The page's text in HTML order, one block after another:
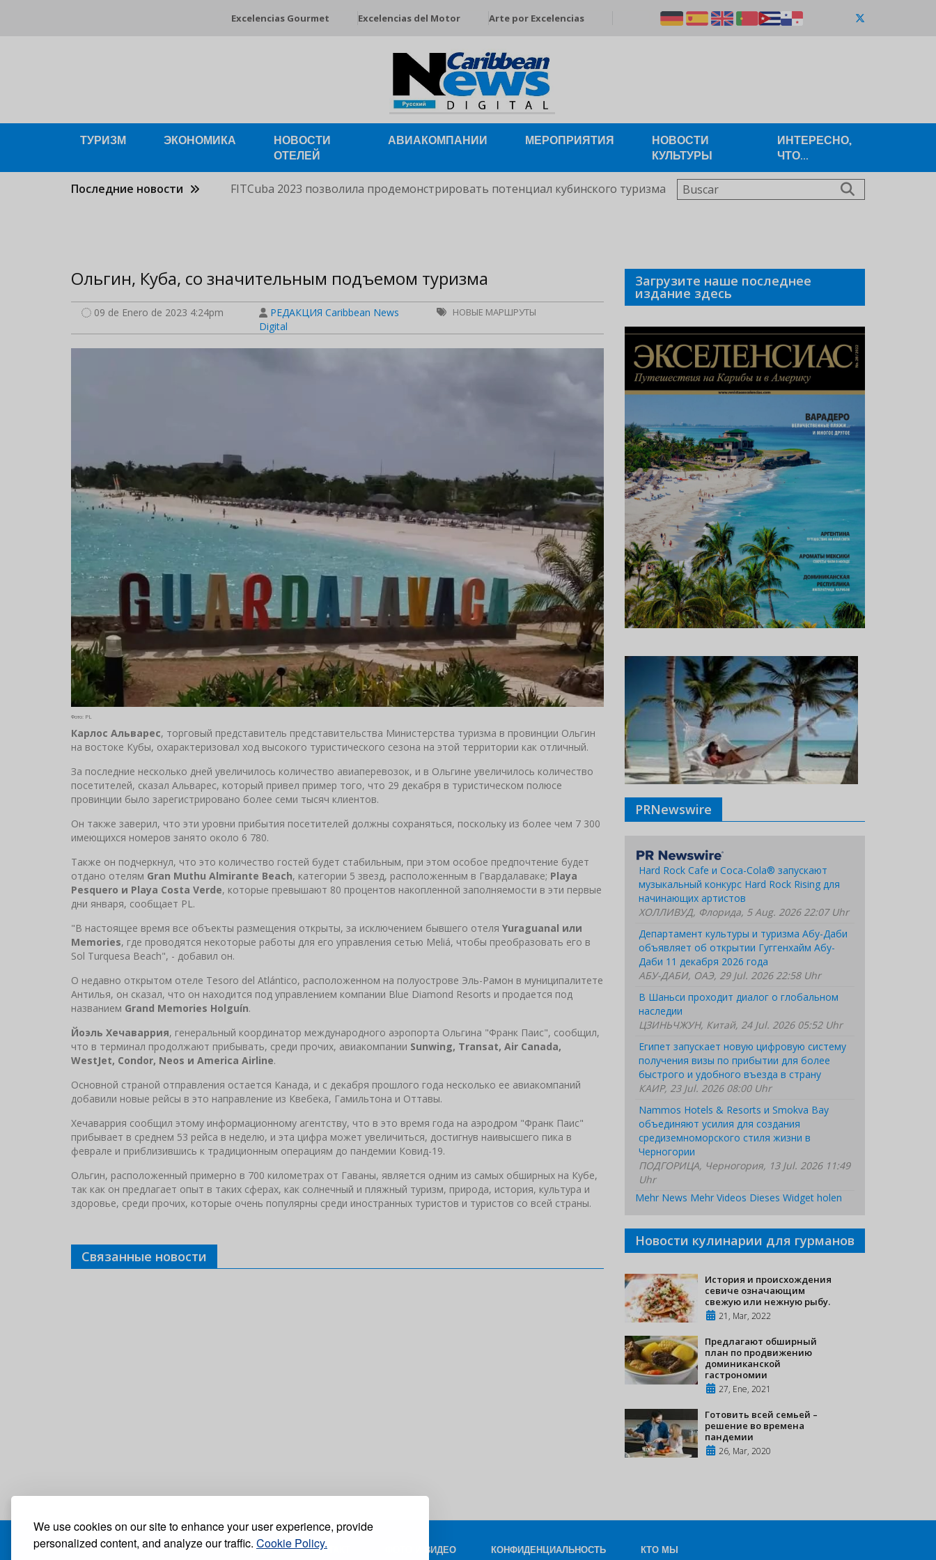
We use cookies on our site to enhance your user experience, provide
personalized content, and analyze our traffic. Cookie Policy.
Excelencias Gourmet Excelencias del Motor Arte por Excelencias
ТУРИЗМ ЭКОНОМИКА
НОВОСТИ
ОТЕЛЕЙ
АВИАКОМПАНИИ МЕРОПРИЯТИЯ
НОВОСТИ
КУЛЬТУРЫ
ИНТЕРЕСНО,
ЧТО...
Последние новости FITCuba 2023 позволила продемонстрировать потенциал кубинского туризма Buscar
Ольгин, Кубa, со значительным подъемом туризма
09 de Enero de 2023 4:24pm
РЕДАКЦИЯ Caribbean News
Digital
НОВЫЕ МАРШРУТЫ
Фото: PL
Карлос Альварес, торговый представитель представительства Министерства туризма в провинции Ольгин
на востоке Кубы, охарактеризовал ход высокого туристического сезона на этой территории как отличный.
За последние несколько дней увеличилось количество авиаперевозок, и в Ольгине увеличилось количество
посетителей, сказал Альварес, который привел пример того, что 29 декабря в туристическом полюсе
провинции было зарегистрировано более семи тысяч клиентов.
Он также заверил, что эти уровни прибытия посетителей должны сохраняться, поскольку из более чем 7 300
имеющихся номеров занято около 6 780.
Также он подчеркнул, что это количество гостей будет стабильным, при этом особое предпочтение будет
отдано отелям Gran Muthu Almirante Beach, категории 5 звезд, расположенным в Гвардалаваке; Playa
Pesquero и Playa Costa Verde, которые превышают 80 процентов накопленной заполняемости в эти первые
дни января, сообщает PL.
"В настоящее время все объекты размещения открыты, за исключением бывшего отеля Yuraguanal или
Memories, где проводятся некоторые работы для его управления сетью Meliá, чтобы преобразовать его в
Sol Turquesa Beach", - добавил он.
О недавно открытом отеле Tesoro del Atlántico, расположенном на полуострове Эль-Рамон в муниципалитете
Антилья, он сказал, что он находится под управлением компании Blue Diamond Resorts и продается под
названием Grand Memories Holguín.
Йоэль Хечаваррия, генеральный координатор международного аэропорта Ольгина "Франк Паис", сообщил,
что в терминал продолжают прибывать, среди прочих, авиакомпании Sunwing, Transat, Air Canada,
WestJet, Condor, Neos и America Airline.
Основной страной отправления остается Канада, и с декабря прошлого года несколько ее авиакомпаний
добавили новые рейсы в это направление из Квебека, Гамильтона и Оттавы.
Хечаваррия сообщил этому информационному агентству, что в это время года на аэродром "Франк Паис"
прибывает в среднем 53 рейса в неделю, и эта цифра может увеличиться, достигнув наивысшего пика в
феврале и приблизившись к традиционным операциям до пандемии Ковид-19.
Ольгин, расположенный примерно в 700 километрах от Гаваны, является одним из самых обширных на Кубе,
так как он предлагает опыт в таких сферах, как солнечный и пляжный туризм, природа, история, культура и
здоровье, среди прочих, которые очень популярны среди иностранных туристов и туристов со всей страны.
Связанные новости
Загрузите наше последнее
издание здесь
PRNewswire
Hard Rock Cafe и Coca-Cola® запускают
музыкальный конкурс Hard Rock Rising для
начинающих артистов
ХОЛЛИВУД, Флорида, 5 Aug. 2026 22:07 Uhr
Департамент культуры и туризма Абу-Даби
объявляет об открытии Гуггенхайм Абу-
Даби 11 декабря 2026 года
АБУ-ДАБИ, ОАЭ, 29 Jul. 2026 22:58 Uhr
В Шаньси проходит диалог о глобальном
наследии
ЦЗИНЬЧЖУН, Китай, 24 Jul. 2026 05:52 Uhr
Египет запускает новую цифровую систему
получения визы по прибытии для более
быстрого и удобного въезда в страну
КАИР, 23 Jul. 2026 08:00 Uhr
Nammos Hotels & Resorts и Smokva Bay
объединяют усилия для создания
средиземноморского стиля жизни в
Черногории
ПОДГОРИЦА, Черногория, 13 Jul. 2026 11:49
Uhr
Mehr News Mehr Videos Dieses Widget holen
Новости кулинарии для гурманов
История и происхождения
севиче означающим
свежую или нежную рыбу.
21, Mar, 2022
Предлагают обширный
план по продвижению
доминиканской
гастрономии
27, Ene, 2021
Готовить всей семьей –
решение во времена
пандемии
26, Mar, 2020
БЛОГ КОНТАКТ ФОТО И ВИДЕО КОНФИДЕНЦИАЛЬНОСТЬ КТО МЫ